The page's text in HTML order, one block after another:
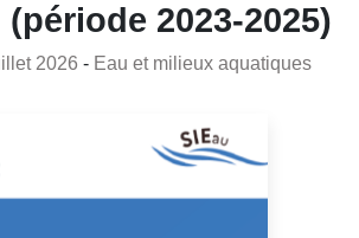
(période 2023-2025)
2026 - Eau et milieux aquatiques